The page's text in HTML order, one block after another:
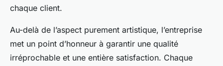
chaque client.
Au-delà de l’aspect purement artistique, l’entreprise
met un point d’honneur à garantir une qualité
irréprochable et une entière satisfaction. Chaque